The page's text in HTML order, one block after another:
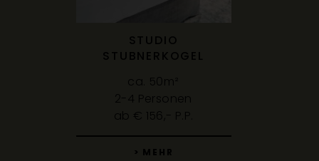
STUDIO
STUBNERKOGEL
ca. 50m²
2-4 Personen
ab € 156,- P.P.
> MEHR